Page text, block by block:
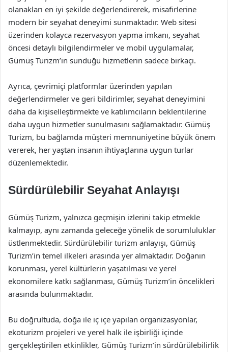
olanakları en iyi şekilde değerlendirerek, misafirlerine
modern bir seyahat deneyimi sunmaktadır. Web sitesi
üzerinden kolayca rezervasyon yapma imkanı, seyahat
öncesi detaylı bilgilendirmeler ve mobil uygulamalar,
Gümüş Turizm’in sunduğu hizmetlerin sadece birkaçı.
Ayrıca, çevrimiçi platformlar üzerinden yapılan
değerlendirmeler ve geri bildirimler, seyahat deneyimini
daha da kişiselleştirmekte ve katılımcıların beklentilerine
daha uygun hizmetler sunulmasını sağlamaktadır. Gümüş
Turizm, bu bağlamda müşteri memnuniyetine büyük önem
vererek, her yaştan insanın ihtiyaçlarına uygun turlar
düzenlemektedir.
Sürdürülebilir Seyahat Anlayışı
Gümüş Turizm, yalnızca geçmişin izlerini takip etmekle
kalmayıp, aynı zamanda geleceğe yönelik de sorumluluklar
üstlenmektedir. Sürdürülebilir turizm anlayışı, Gümüş
Turizm’in temel ilkeleri arasında yer almaktadır. Doğanın
korunması, yerel kültürlerin yaşatılması ve yerel
ekonomilere katkı sağlanması, Gümüş Turizm’in öncelikleri
arasında bulunmaktadır.
Bu doğrultuda, doğa ile iç içe yapılan organizasyonlar,
ekoturizm projeleri ve yerel halk ile işbirliği içinde
gerçekleştirilen etkinlikler, Gümüş Turizm’in sürdürülebilirlik